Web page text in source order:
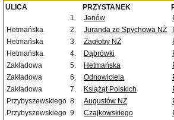
ULICA PRZYSTANEK
1.
Janów
Hetmańska
2. Juranda ze Spychowa NŻ
Hetmańska
3. Zagłoby NŻ
Hetmańska
4. Dąbrówki
Zakładowa
5. Hetmańska
Zakładowa
6. Odnowiciela
Zakładowa
7. Książąt Polskich
Przybyszewskiego 8. Augustów NŻ
Przybyszewskiego 9. Czajkowskiego